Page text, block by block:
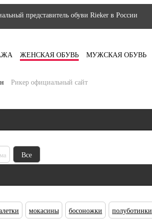
представитель обуви Rieker в России
ЖЕНСКАЯ ОБУВЬ МУЖСКАЯ ОБУВЬ
Рикер официальный сайт
Все
мокасины босоножки полуботинки